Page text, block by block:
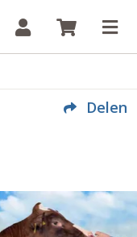
Inloggen
Delen